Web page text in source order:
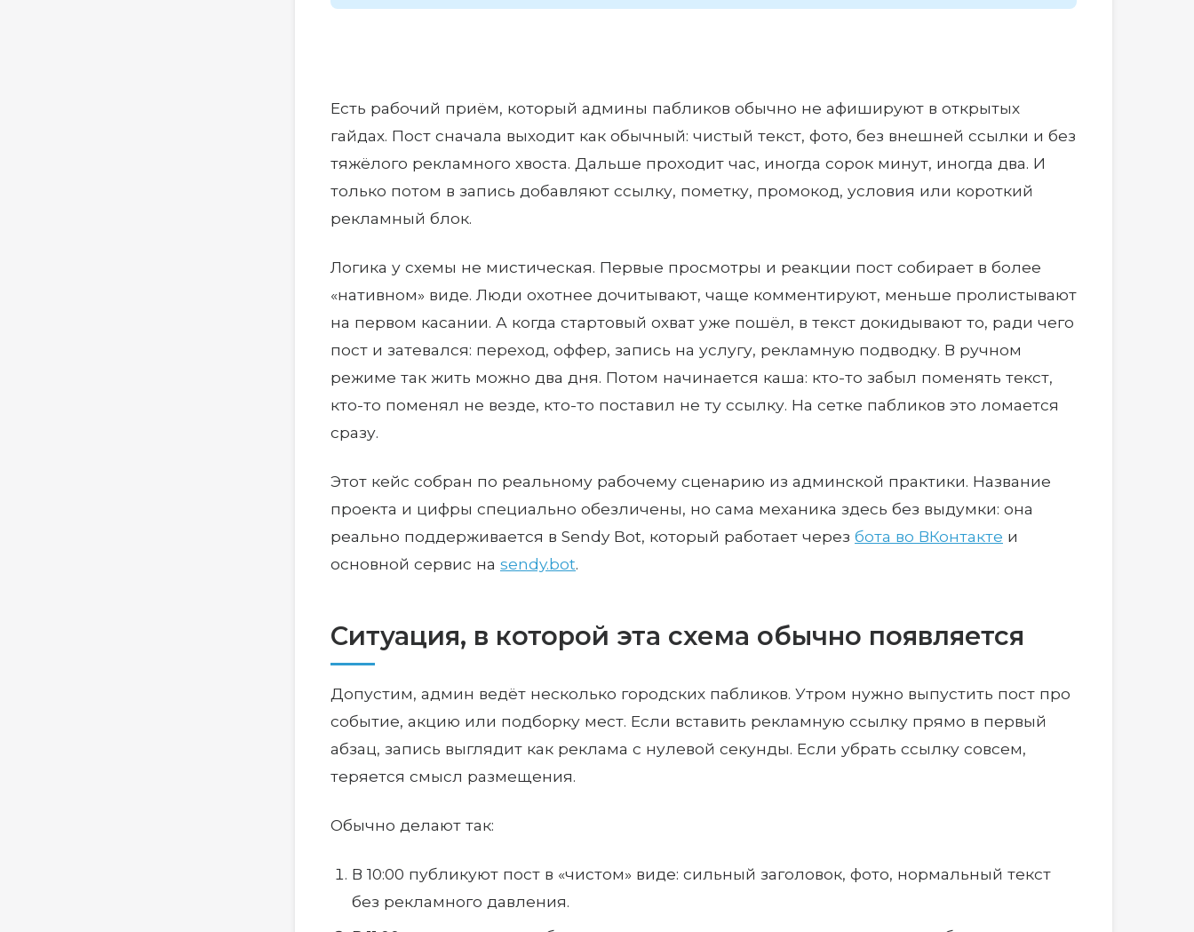
Есть рабочий приём, который админы пабликов обычно не афишируют в открытых
гайдах. Пост сначала выходит как обычный: чистый текст, фото, без внешней ссылки и без
тяжёлого рекламного хвоста. Дальше проходит час, иногда сорок минут, иногда два. И
только потом в запись добавляют ссылку, пометку, промокод, условия или короткий
рекламный блок.
Логика у схемы не мистическая. Первые просмотры и реакции пост собирает в более
«нативном» виде. Люди охотнее дочитывают, чаще комментируют, меньше пролистывают
на первом касании. А когда стартовый охват уже пошёл, в текст докидывают то, ради чего
пост и затевался: переход, оффер, запись на услугу, рекламную подводку. В ручном
режиме так жить можно два дня. Потом начинается каша: кто-то забыл поменять текст,
кто-то поменял не везде, кто-то поставил не ту ссылку. На сетке пабликов это ломается
сразу.
Этот кейс собран по реальному рабочему сценарию из админской практики. Название
проекта и цифры специально обезличены, но сама механика здесь без выдумки: она
реально поддерживается в Sendy Bot, который работает через бота во ВКонтакте и
основной сервис на sendy.bot.
Ситуация, в которой эта схема обычно появляется
Допустим, админ ведёт несколько городских пабликов. Утром нужно выпустить пост про
событие, акцию или подборку мест. Если вставить рекламную ссылку прямо в первый
абзац, запись выглядит как реклама с нулевой секунды. Если убрать ссылку совсем,
теряется смысл размещения.
Обычно делают так:
В 10:00 публикуют пост в «чистом» виде: сильный заголовок, фото, нормальный текст
без рекламного давления.